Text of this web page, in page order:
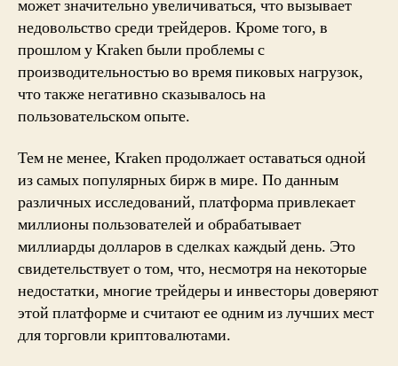
может значительно увеличиваться, что вызывает
недовольство среди трейдеров. Кроме того, в
прошлом у Kraken были проблемы с
производительностью во время пиковых нагрузок,
что также негативно сказывалось на
пользовательском опыте.
Тем не менее, Kraken продолжает оставаться одной
из самых популярных бирж в мире. По данным
различных исследований, платформа привлекает
миллионы пользователей и обрабатывает
миллиарды долларов в сделках каждый день. Это
свидетельствует о том, что, несмотря на некоторые
недостатки, многие трейдеры и инвесторы доверяют
этой платформе и считают ее одним из лучших мест
для торговли криптовалютами.